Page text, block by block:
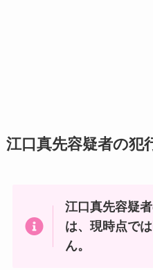
江口真先容疑者の犯
江口真先容疑
は、現時点で
ん。